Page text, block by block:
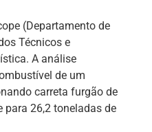
(Departamento de
Técnicos e
A análise
de um
carreta furgão de
para 26,2 toneladas de